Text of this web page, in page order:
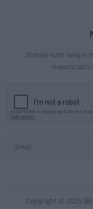
Zostaw nam swój e-
nowościach
Copyright © 2025